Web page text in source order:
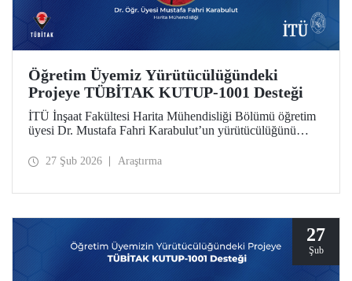
Öğretim Üyemiz Yürütücülüğündeki
Projeye TÜBİTAK KUTUP-1001 Desteği
İTÜ İnşaat Fakültesi Harita Mühendisliği Bölümü öğretim
üyesi Dr. Mustafa Fahri Karabulut’un yürütücülüğünü
Programı kapsamında desteğe değer görüldü.
27 Şub 2026 Araştırma
27
Şub